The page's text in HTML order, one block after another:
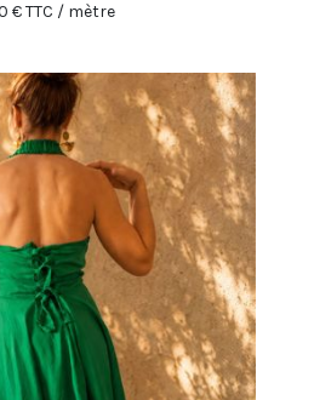
€ TTC / mètre